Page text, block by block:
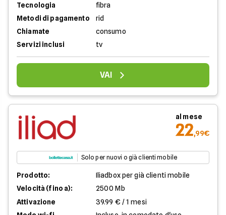
Tecnologia
fibra
Metodi di pagamento
rid
Chiamate
consumo
Servizi inclusi
tv
VAI
al mese
22,99€
Solo per nuovi o già clienti mobile
Prodotto:
Iliadbox per già clienti mobile
Velocità (fino a):
2500 Mb
Attivazione
39.99 € / 1 mesi